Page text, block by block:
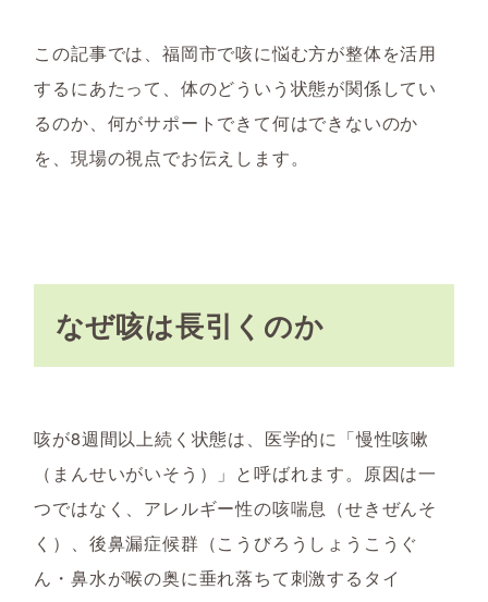
この記事では、福岡市で咳に悩む方が整体を活用
するにあたって、体のどういう状態が関係してい
るのか、何がサポートできて何はできないのか
を、現場の視点でお伝えします。
なぜ咳は長引くのか
咳が8週間以上続く状態は、医学的に「慢性咳嗽
（まんせいがいそう）」と呼ばれます。原因は一
つではなく、アレルギー性の咳喘息（せきぜんそ
く）、後鼻漏症候群（こうびろうしょうこうぐ
ん・鼻水が喉の奥に垂れ落ちて刺激するタイ